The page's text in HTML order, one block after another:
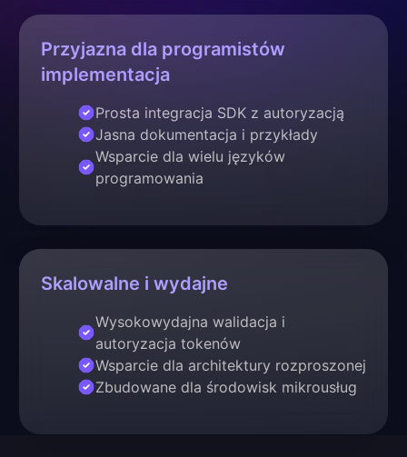
Przyjazna dla programistów
implementacja
Prosta integracja SDK z autoryzacją
Jasna dokumentacja i przykłady
Wsparcie dla wielu języków
programowania
Skalowalne i wydajne
Wysokowydajna walidacja i
autoryzacja tokenów
Wsparcie dla architektury rozproszonej
Zbudowane dla środowisk mikrousług